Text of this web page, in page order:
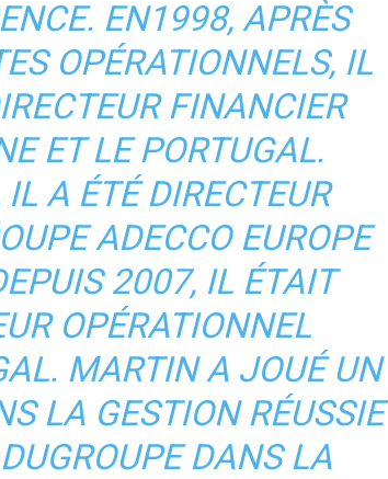
EN1998, APRÈS
OPÉRATIONNELS, IL
FINANCIER
ET LE PORTUGAL.
A ÉTÉ DIRECTEUR
ADECCO EUROPE
2007, IL ÉTAIT
OPÉRATIONNEL
MARTIN A JOUÉ UN
LA GESTION RÉUSSIE
DANS LA